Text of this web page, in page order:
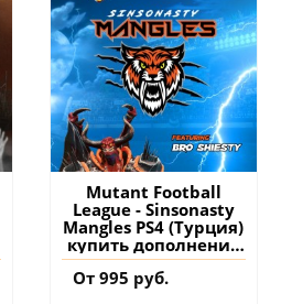
Mutant Football
League - Sinsonasty
Mangles PS4 (Турция)
купить дополнение
на аккаунт
От 995 руб.